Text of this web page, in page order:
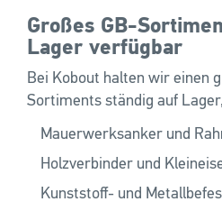
Großes GB-
Lager verfügbar
Bei Kobout halten wir einen
Sortiments ständig auf
Mauerwerksanker und
Holzverbinder und
Kunststoff- und